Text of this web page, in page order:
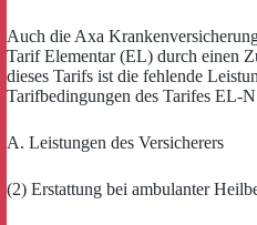
Auch die Axa
Tarif Elementar (EL) durch einen
dieses Tarifs ist die fehlende
Tarifbedingungen des Tarifes EL-
A. Leistungen des Versicherers
(2) Erstattung bei ambulanter